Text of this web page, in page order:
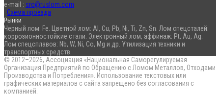
e-mail : sro@ruslom.com
Схема проезда
Рынки
Черный лом: Fe. Цветной лом: Al, Cu, Pb, Ni, Ti, Zn, Sn. Лом спецсталей:
коррозионностойкие стали. Электронный лом, аффинаж: Pt, Au, Ag.
Лом спецсплавов: Nb, W, Ni, Co, Mg и др. Утилизация техники и
транспортных средств.
© 2012–2026, Ассоциация «Национальная Саморегулируемая
Организация Предприятий по Обращению с Ломом Металлов, Отходами
Производства и Потребления». Использование текстовых или
графических материалов с сайта запрещено без согласования с
компанией.